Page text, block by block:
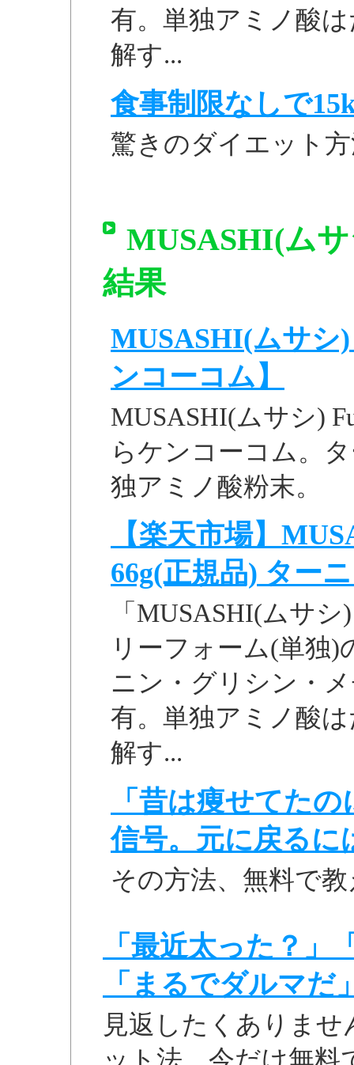
有。単独アミノ酸
解す...
食事制限なしで
驚きのダイエット
MUSASHI(ム
結果
MUSASHI(ムサシ
ンコーコム】
MUSASHI(ムサシ)
らケンコーコム。
独アミノ酸粉末。
【楽天市場】
66g(正規品) ター
「MUSASHI(ムサ
リーフォーム(単独
ニン・グリシン・
有。単独アミノ酸
解す...
「昔は痩せてた
信号。元に戻るに
その方法、無料で
「最近太った？
「まるでダルマだ
見返したくありま